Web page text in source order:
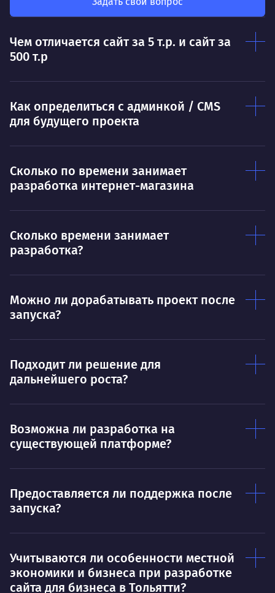
Нравится
Дышать. Без этого совсем не могу.
Договариваться.
Ты — это то, что ты делаешь. Этим всё
сказано.
О
Чем отличается сайт за 5 т.р. и сайт за
500 т.р
Как определиться с админкой / CMS
для будущего проекта
Сколько по времени занимает
разработка интернет-магазина
Сколько времени занимает
разработка?
Можно ли дорабатывать проект после
запуска?
Подходит ли решение для
дальнейшего роста?
Возможна ли разработка на
существующей платформе?
Предоставляется ли поддержка после
запуска?
Учитываются ли особенности местной
экономики и бизнеса при разработке
сайта для бизнеса в Тольятти?